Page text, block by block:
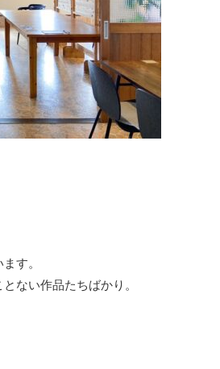
ます。
ない作品たちばかり。